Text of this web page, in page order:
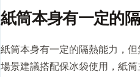
紙筒本身有一定的
紙筒本身有一定的隔熱能力，
場景建議搭配保冰袋使用，紙